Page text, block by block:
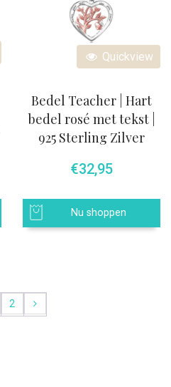
Quickview
Bedel Teacher | Hart
bedel rosé met tekst |
925 Sterling Zilver
€32,95
Nu shoppen
2